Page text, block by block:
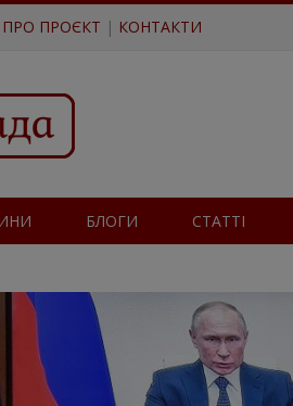
ПРО ПРОЄКТ | КОНТАКТИ
БЛОГИ СТАТТІ